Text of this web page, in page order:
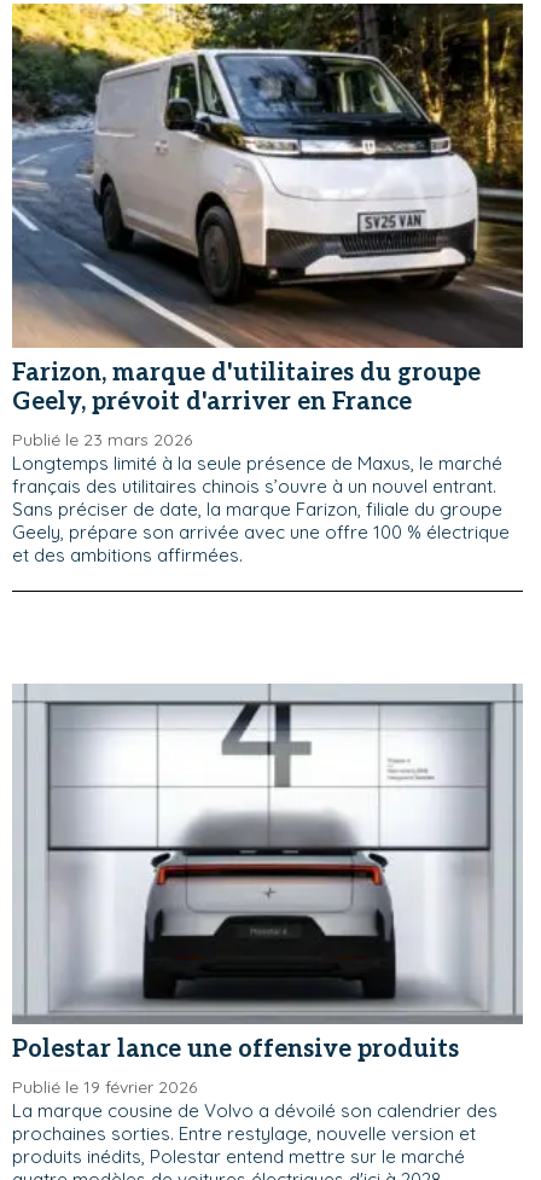
Farizon, marque d'utilitaires du groupe
Geely, prévoit d'arriver en France
Publié le 23 mars 2026
Longtemps limité à la seule présence de Maxus, le marché
français des utilitaires chinois s’ouvre à un nouvel entrant.
Sans préciser de date, la marque Farizon, filiale du groupe
Geely, prépare son arrivée avec une offre 100 % électrique
et des ambitions affirmées.
Polestar lance une offensive produits
Publié le 19 février 2026
La marque cousine de Volvo a dévoilé son calendrier des
prochaines sorties. Entre restylage, nouvelle version et
produits inédits, Polestar entend mettre sur le marché